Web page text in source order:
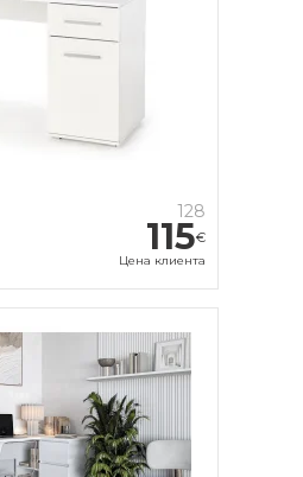
128
115€
Цена клиента